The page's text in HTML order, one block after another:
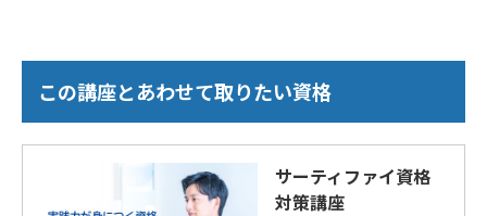
この講座とあわせて取りたい資格
サーティファイ資格
対策講座